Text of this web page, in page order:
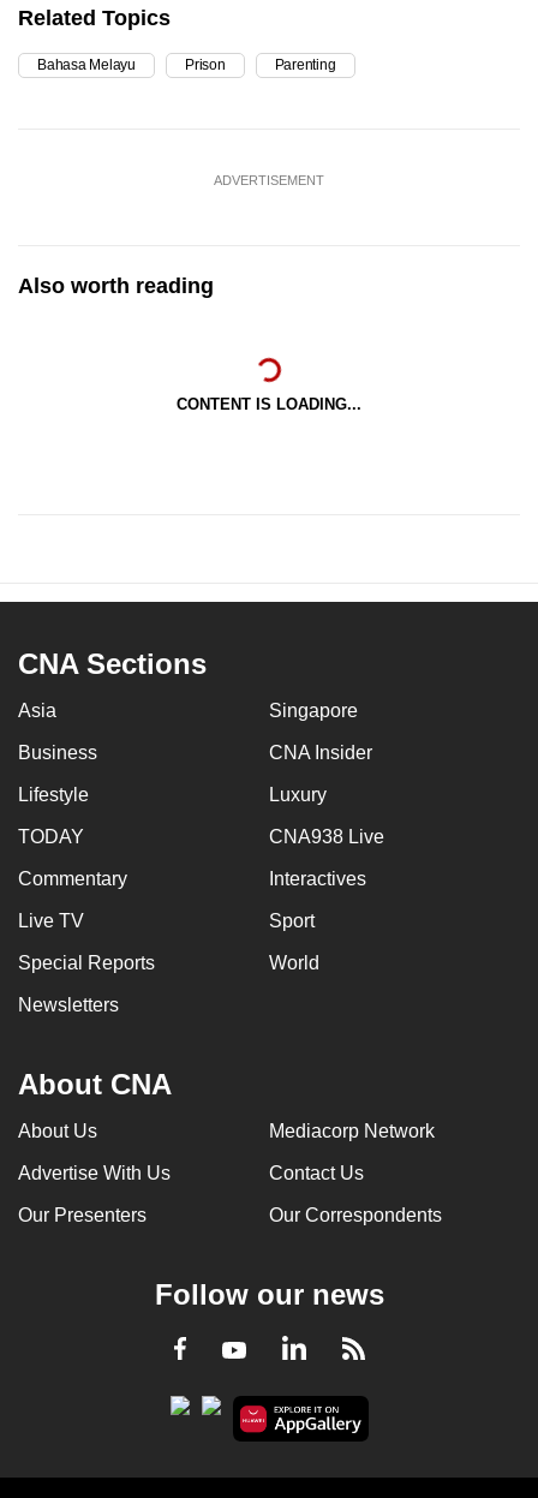
Related Topics
Bahasa Melayu Prison Parenting
ADVERTISEMENT
Also worth reading
CONTENT IS LOADING...
CNA Sections
Asia Singapore
Business CNA Insider
Lifestyle Luxury
TODAY CNA938 Live
Commentary Interactives
Live TV Sport
Special Reports World
Newsletters
About CNA
About Us Mediacorp Network
Advertise With Us Contact Us
Our Presenters Our Correspondents
Follow our news
Facebook
YoutubeLinkedInRSS